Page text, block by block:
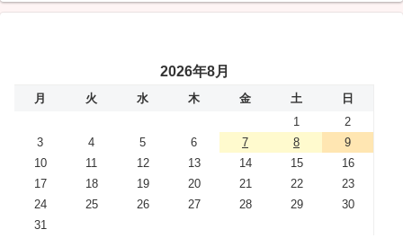
2026年8月
月 火 水 木 金 土
日
1
2
3
4 5 6 7 8
9
10
11 12 13 14 15
16
17
18 19 20 21 22
23
24
25 26 27 28 29
30
31